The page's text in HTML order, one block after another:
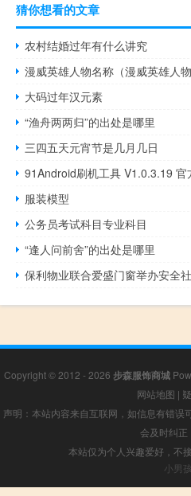
猜你想看的文章
农村结婚过年有什么讲究
漫威英雄人物名称（漫威英雄人物
大码过年汉元素
“渔舟两两归”的出处是哪里
三四五天元宵节是几月几日
服装模型
公务员考试科目专业科目
“逢人问前舍”的出处是哪里
保利物业联合爱盛门窗举办安全
Copyright © 2012 - 2026 步森服饰商城
网站地图 |
声明：本站内容来自互联网，如信息有错
会及时纠正
本站仅为个人兴趣爱好，不
小男孩